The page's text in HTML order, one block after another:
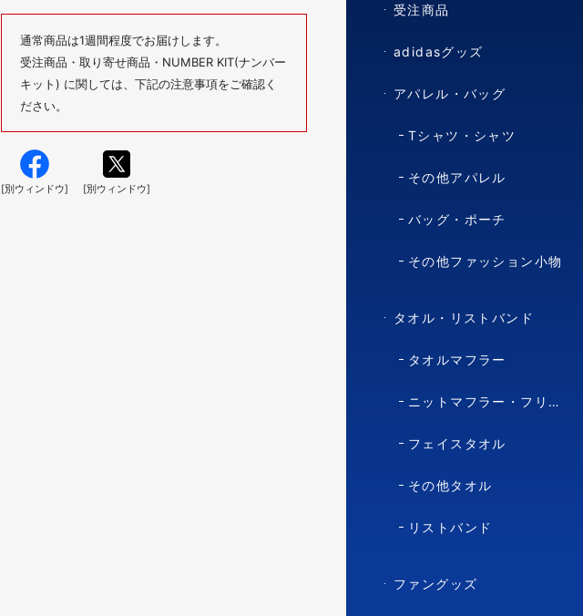
通常商品は1週間程度でお届けします。
受注商品・取り寄せ商品・NUMBER KIT(ナンバー
キット) に関しては、下記の注意事項をご確認く
ださい。
[別ウィンドウ] [別ウィンドウ]
受注商品
adidasグッズ
アパレル・バッグ
Tシャツ・シャツ
その他アパレル
バッグ・ポーチ
その他ファッション小物
タオル・リストバンド
タオルマフラー
ニットマフラー・フリースマフラー
フェイスタオル
その他タオル
リストバンド
ファングッズ